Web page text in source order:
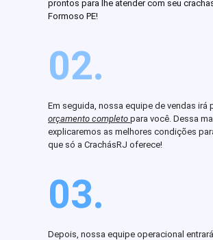
prontos para lhe atender com seu
Formoso PE!
02.
Em seguida, nossa equipe de vendas irá
orçamento completo para você. Dessa
explicaremos as melhores condições
que só a CrachásRJ oferece!
03.
Depois, nossa equipe operacional